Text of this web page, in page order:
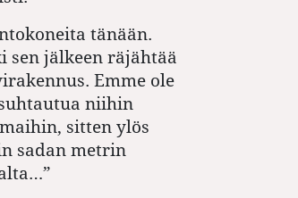
tänään.
jälkeen räjähtää
Emme ole
niihin
sitten ylös
sadan metrin